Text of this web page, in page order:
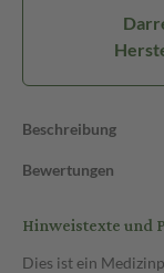
Beschreibung
Bewertungen
Hinweistexte und
Dies ist ein